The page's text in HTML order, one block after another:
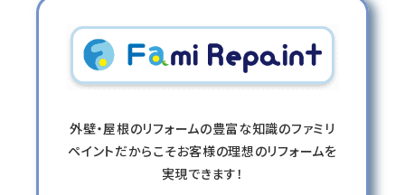
外壁・屋根のリフォームの豊富な知識のファミリ
ペイントだからこそお客様の理想のリフォームを
実現できます！